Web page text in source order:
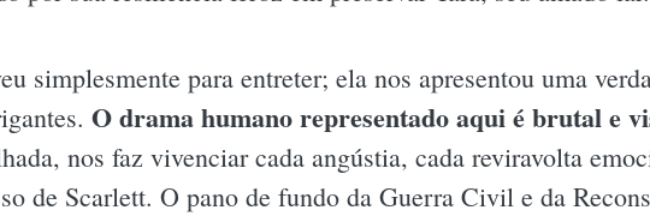
simplesmente para entreter; ela nos apresentou uma
O drama humano representado aqui é brutal e
nos faz vivenciar cada angústia, cada reviravolta
de Scarlett. O pano de fundo da Guerra Civil e da